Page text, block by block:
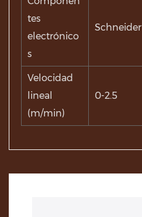
tes
electrónico
s
Schneider
Velocidad
lineal
(m/min)
0-2.5